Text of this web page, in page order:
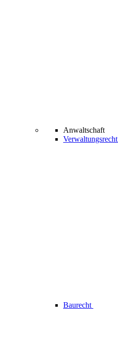
Anwaltschaft
Verwaltungsrecht
Baurecht